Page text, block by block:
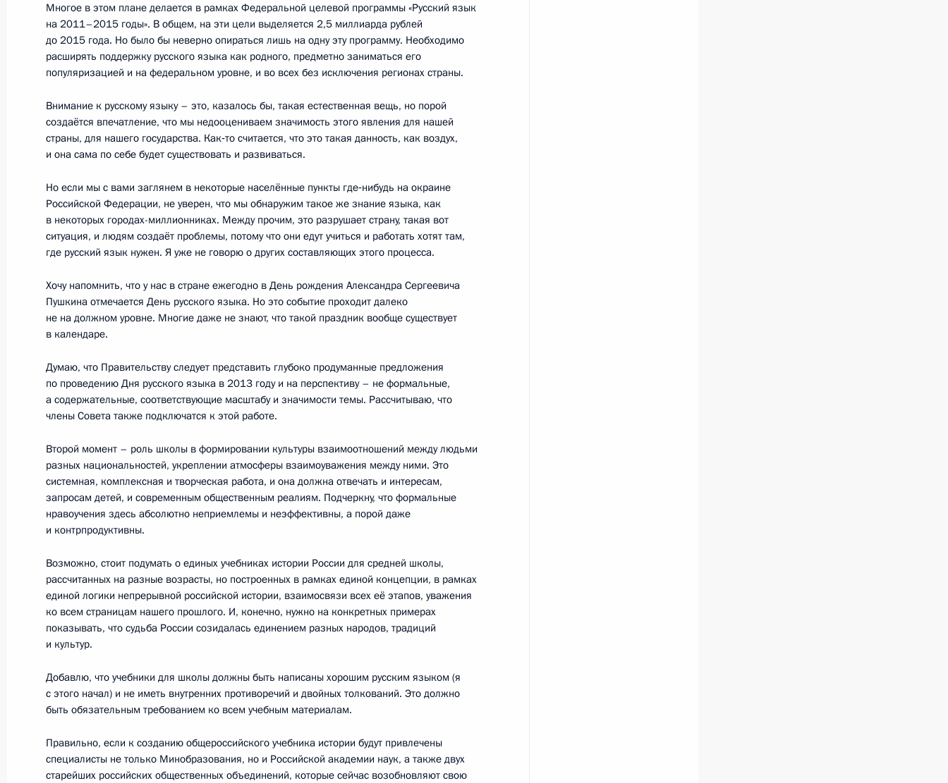
Россия»
19 января 2013 года, 14:45
18 января 2013 года, пятница
Об исполнении поручения Президента о создании
на федеральном телевизионном канале программы об истории,
18 января 2013 года, 14:50
24 августа 2012 года, пятница
Заседание Совета по межнациональным отношениям
24 августа 2012 года, 19:40 Саранск
29 июня 2012 года, пятница
Утверждён перечень поручений по итогам встречи с Советом
29 июня 2012 года, 18:00
9 июня 2012 года, суббота
9 июня 2012 года, 13:30 Санкт-Петербург
7 июня 2012 года, четверг
7 июня 2012 года, 09:00
Многое в этом плане делается в рамках Федеральной целевой программы «Русский язык
на 2011–2015 годы». В общем, на эти цели выделяется 2,5 миллиарда рублей
до 2015 года. Но было бы неверно опираться лишь на одну эту программу. Необходимо
расширять поддержку русского языка как родного, предметно заниматься его
популяризацией и на федеральном уровне, и во всех без исключения регионах страны.
Внимание к русскому языку – это, казалось бы, такая естественная вещь, но порой
создаётся впечатление, что мы недооцениваем значимость этого явления для нашей
страны, для нашего государства. Как‑то считается, что это такая данность, как воздух,
и она сама по себе будет существовать и развиваться.
Но если мы с вами заглянем в некоторые населённые пункты где‑нибудь на окраине
Российской Федерации, не уверен, что мы обнаружим такое же знание языка, как
в некоторых городах-миллионниках. Между прочим, это разрушает страну, такая вот
ситуация, и людям создаёт проблемы, потому что они едут учиться и работать хотят там,
где русский язык нужен. Я уже не говорю о других составляющих этого процесса.
Хочу напомнить, что у нас в стране ежегодно в День рождения Александра Сергеевича
Пушкина отмечается День русского языка. Но это событие проходит далеко
не на должном уровне. Многие даже не знают, что такой праздник вообще существует
в календаре.
Думаю, что Правительству следует представить глубоко продуманные предложения
по проведению Дня русского языка в 2013 году и на перспективу – не формальные,
а содержательные, соответствующие масштабу и значимости темы. Рассчитываю, что
члены Совета также подключатся к этой работе.
Второй момент – роль школы в формировании культуры взаимоотношений между людьми
разных национальностей, укреплении атмосферы взаимоуважения между ними. Это
системная, комплексная и творческая работа, и она должна отвечать и интересам,
запросам детей, и современным общественным реалиям. Подчеркну, что формальные
нравоучения здесь абсолютно неприемлемы и неэффективны, а порой даже
и контрпродуктивны.
Возможно, стоит подумать о единых учебниках истории России для средней школы,
рассчитанных на разные возрасты, но построенных в рамках единой концепции, в рамках
единой логики непрерывной российской истории, взаимосвязи всех её этапов, уважения
ко всем страницам нашего прошлого. И, конечно, нужно на конкретных примерах
показывать, что судьба России созидалась единением разных народов, традиций
и культур.
Добавлю, что учебники для школы должны быть написаны хорошим русским языком (я
с этого начал) и не иметь внутренних противоречий и двойных толкований. Это должно
быть обязательным требованием ко всем учебным материалам.
Правильно, если к созданию общероссийского учебника истории будут привлечены
специалисты не только Минобразования, но и Российской академии наук, а также двух
старейших российских общественных объединений, которые сейчас возобновляют свою